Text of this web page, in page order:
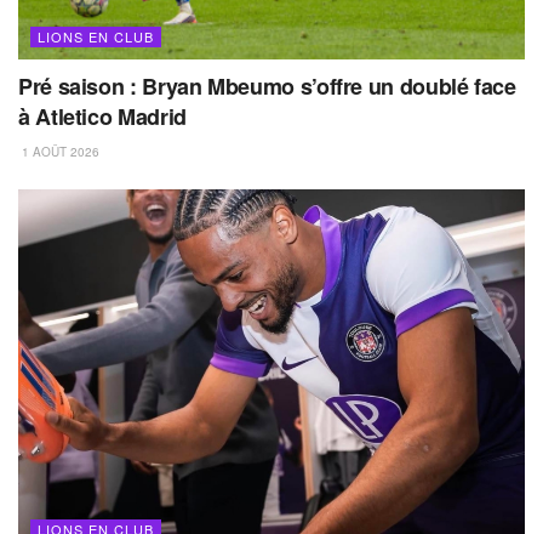
LIONS EN CLUB
Pré saison : Bryan Mbeumo s’offre un doublé face
à Atletico Madrid
1 AOÛT 2026
LIONS EN CLUB